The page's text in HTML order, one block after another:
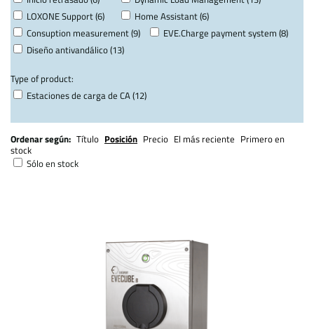
LOXONE Support (6)
Home Assistant (6)
Consuption measurement (9)
EVE.Charge payment system (8)
Diseño antivandálico (13)
Type of product:
Estaciones de carga de CA (12)
Ordenar según: Título Posición Precio El más reciente Primero en
stock
Sólo en stock